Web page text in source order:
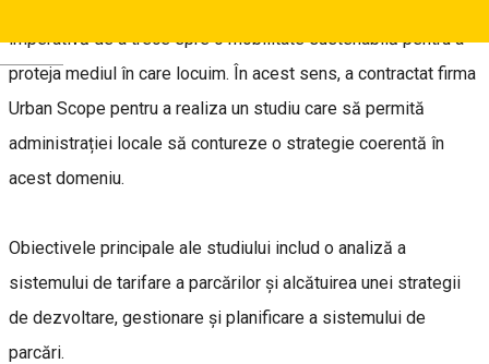
imperativă de a trece spre o mobilitate sustenabilă pentru a
proteja mediul în care locuim. În acest sens, a contractat firma
Urban Scope pentru a realiza un studiu care să permită
administrației locale să contureze o strategie coerentă în
acest domeniu.
Obiectivele principale ale studiului includ o analiză a
sistemului de tarifare a parcărilor și alcătuirea unei strategii
de dezvoltare, gestionare și planificare a sistemului de
parcări.